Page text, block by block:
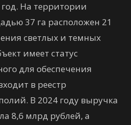
На территории
37 га расположен 21
светлых и темных
имеет статус
для обеспечения
в реестр
В 2024 году выручка
8,6 млрд рублей, а